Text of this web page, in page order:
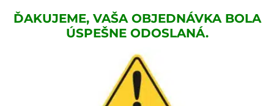
ĎAKUJEME, VAŠA OBJEDNÁVKA BOLA
ÚSPEŠNE ODOSLANÁ.